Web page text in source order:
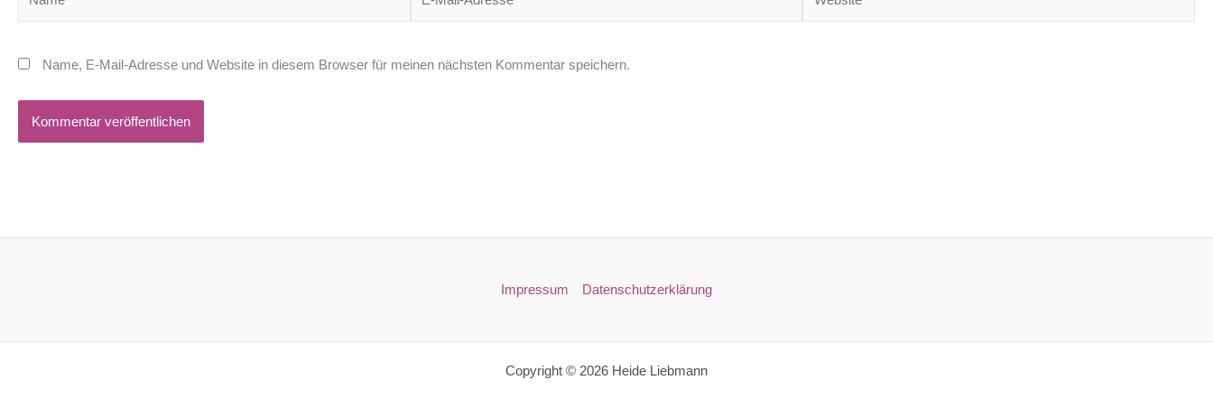
Mail-
Name, E-Mail-Adresse und Website in diesem Browser für meinen nächsten Kommentar speichern.
Impressum Datenschutzerklärung
Copyright © 2026 Heide Liebmann